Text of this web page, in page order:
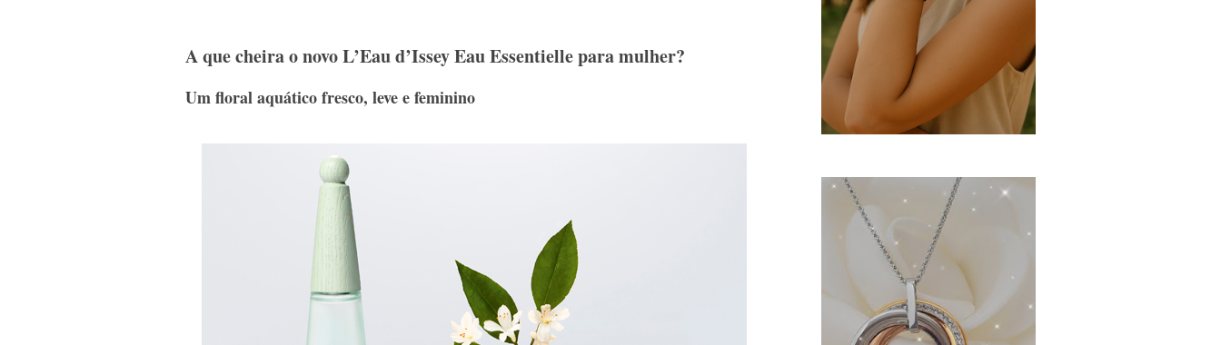
A que cheira o novo L’Eau d’Issey Eau Essentielle para mulher?
Um floral aquático fresco, leve e feminino